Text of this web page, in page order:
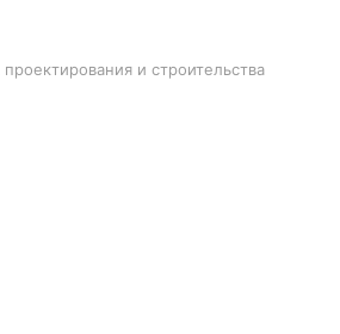
проектирования и строительства